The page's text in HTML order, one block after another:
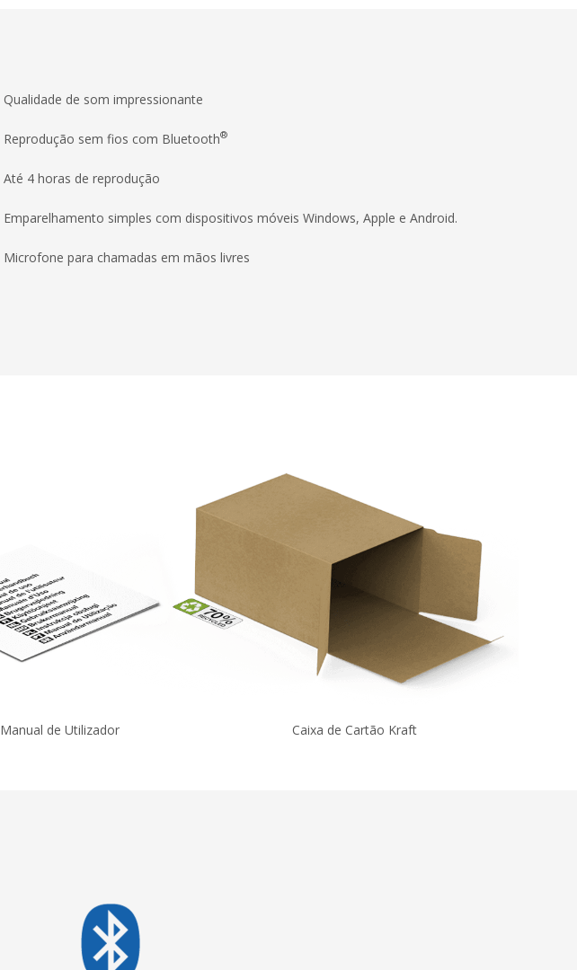
Qualidade de som impressionante
Reprodução sem fios com Bluetooth®
Até 4 horas de reprodução
Emparelhamento simples com dispositivos móveis Windows, Apple e Android.
Microfone para chamadas em mãos livres
Manual de Utilizador Caixa de Cartão Kraft